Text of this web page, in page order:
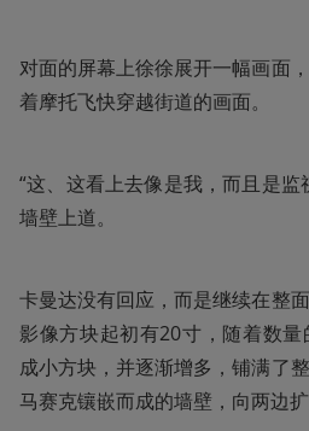
对面的屏幕上徐徐展开一幅画面
着摩托飞快穿越街道的画面。
“这、这看上去像是我，而且是监
墙壁上道。
卡曼达没有回应，而是继续在整
影像方块起初有20寸，随着数
成小方块，并逐渐增多，铺满了
马赛克镶嵌而成的墙壁，向两边